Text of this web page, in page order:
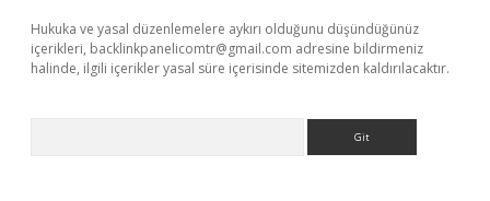
Hukuka ve yasal düzenlemelere aykırı olduğunu düşündüğünüz
içerikleri, backlinkpanelicomtr@gmail.com adresine bildirmeniz
halinde, ilgili içerikler yasal süre içerisinde sitemizden kaldırılacaktır.